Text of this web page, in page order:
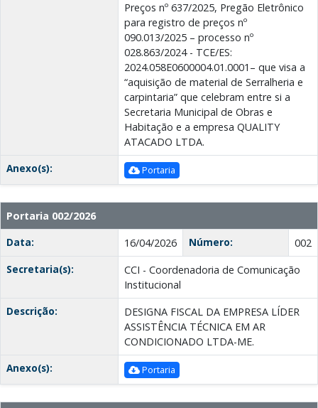
Preços nº 637/2025, Pregão Eletrônico
para registro de preços nº
090.013/2025 – processo nº
028.863/2024 - TCE/ES:
2024.058E0600004.01.0001– que visa a
“aquisição de material de Serralheria e
carpintaria” que celebram entre si a
Secretaria Municipal de Obras e
Habitação e a empresa QUALITY
ATACADO LTDA.
Anexo(s):
Portaria
Portaria 002/2026
Data:
16/04/2026 Número:
002
Secretaria(s):
CCI - Coordenadoria de Comunicação
Institucional
Descrição:
DESIGNA FISCAL DA EMPRESA LÍDER
ASSISTÊNCIA TÉCNICA EM AR
CONDICIONADO LTDA-ME.
Anexo(s):
Portaria